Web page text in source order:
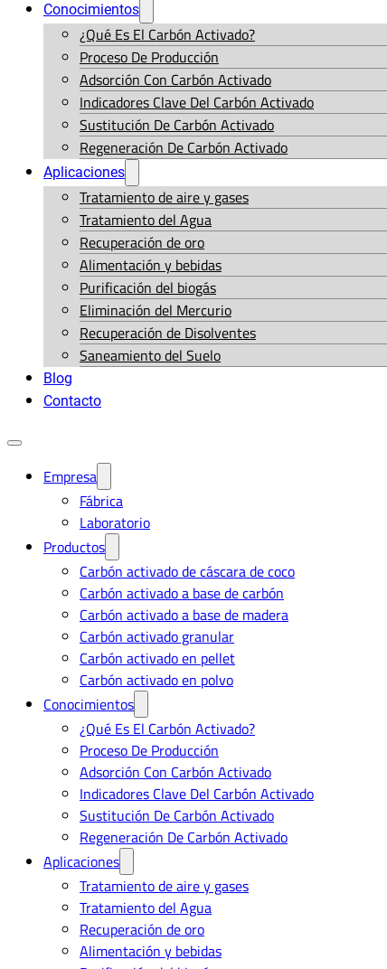
Conocimientos
¿Qué Es El Carbón Activado?
Proceso De Producción
Adsorción Con Carbón Activado
Indicadores Clave Del Carbón Activado
Sustitución De Carbón Activado
Regeneración De Carbón Activado
Aplicaciones
Tratamiento de aire y gases
Tratamiento del Agua
Recuperación de oro
Alimentación y bebidas
Purificación del biogás
Eliminación del Mercurio
Recuperación de Disolventes
Saneamiento del Suelo
Blog
Contacto
Empresa
Fábrica
Laboratorio
Productos
Carbón activado de cáscara de coco
Carbón activado a base de carbón
Carbón activado a base de madera
Carbón activado granular
Carbón activado en pellet
Carbón activado en polvo
Conocimientos
¿Qué Es El Carbón Activado?
Proceso De Producción
Adsorción Con Carbón Activado
Indicadores Clave Del Carbón Activado
Sustitución De Carbón Activado
Regeneración De Carbón Activado
Aplicaciones
Tratamiento de aire y gases
Tratamiento del Agua
Recuperación de oro
Alimentación y bebidas